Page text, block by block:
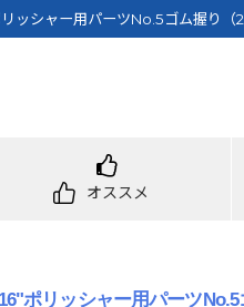
ッシャー用パーツNo.5ゴム握り
オススメ
ポリッシャー用パーツNo.5